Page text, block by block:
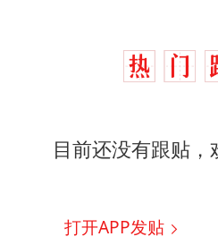
目前还没有跟贴，
打开APP发贴